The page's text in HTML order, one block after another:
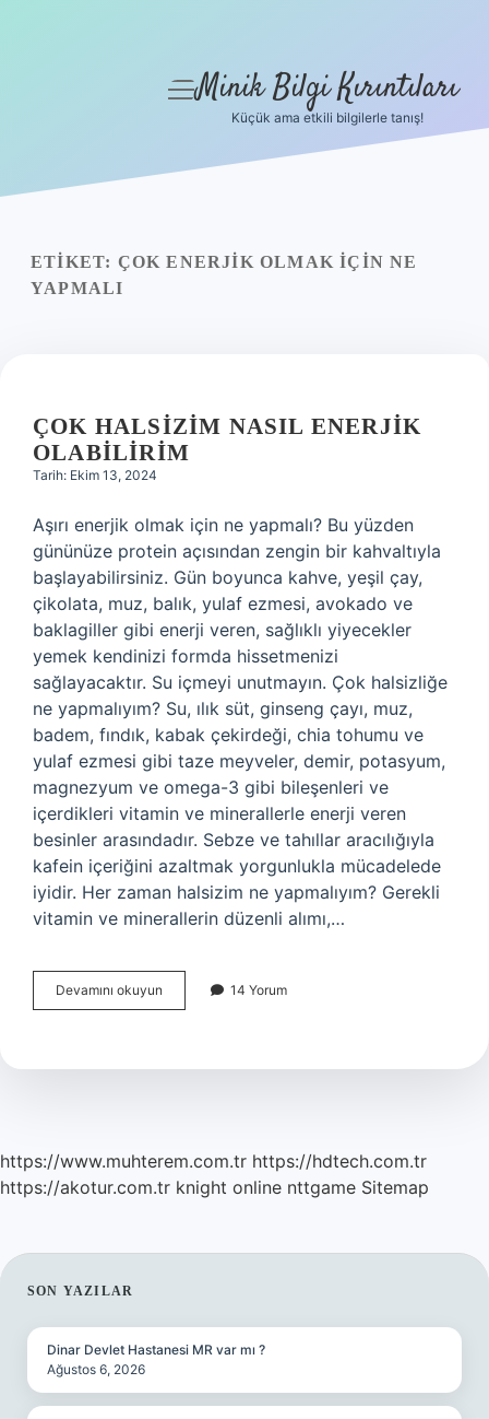
Yasal Uyarı
menüyü
Minik Bilgi Kırıntıları
Küçük ama etkili bilgilerle tanış!
ETIKET: ÇOK ENERJIK OLMAK IÇIN NE
YAPMALI
ÇOK HALSIZIM NASIL ENERJIK
OLABILIRIM
Tarih: Ekim 13, 2024
Aşırı enerjik olmak için ne yapmalı? Bu yüzden
gününüze protein açısından zengin bir kahvaltıyla
başlayabilirsiniz. Gün boyunca kahve, yeşil çay,
çikolata, muz, balık, yulaf ezmesi, avokado ve
baklagiller gibi enerji veren, sağlıklı yiyecekler
yemek kendinizi formda hissetmenizi
sağlayacaktır. Su içmeyi unutmayın. Çok halsizliğe
ne yapmalıyım? Su, ılık süt, ginseng çayı, muz,
badem, fındık, kabak çekirdeği, chia tohumu ve
yulaf ezmesi gibi taze meyveler, demir, potasyum,
magnezyum ve omega-3 gibi bileşenleri ve
içerdikleri vitamin ve minerallerle enerji veren
besinler arasındadır. Sebze ve tahıllar aracılığıyla
kafein içeriğini azaltmak yorgunlukla mücadelede
iyidir. Her zaman halsizim ne yapmalıyım? Gerekli
vitamin ve minerallerin düzenli alımı,…
Devamını okuyun
Halsizim
Olabilirim
14 Yorum
https://www.muhterem.com.tr https://hdtech.com.tr
https://akotur.com.tr knight online nttgame Sitemap
SIDEBAR
SON YAZILAR
Dinar Devlet Hastanesi MR var mı ?
Ağustos 6, 2026